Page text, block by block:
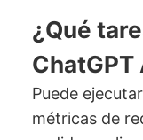
¿Qué
ChatGPT
Puede
métricas de